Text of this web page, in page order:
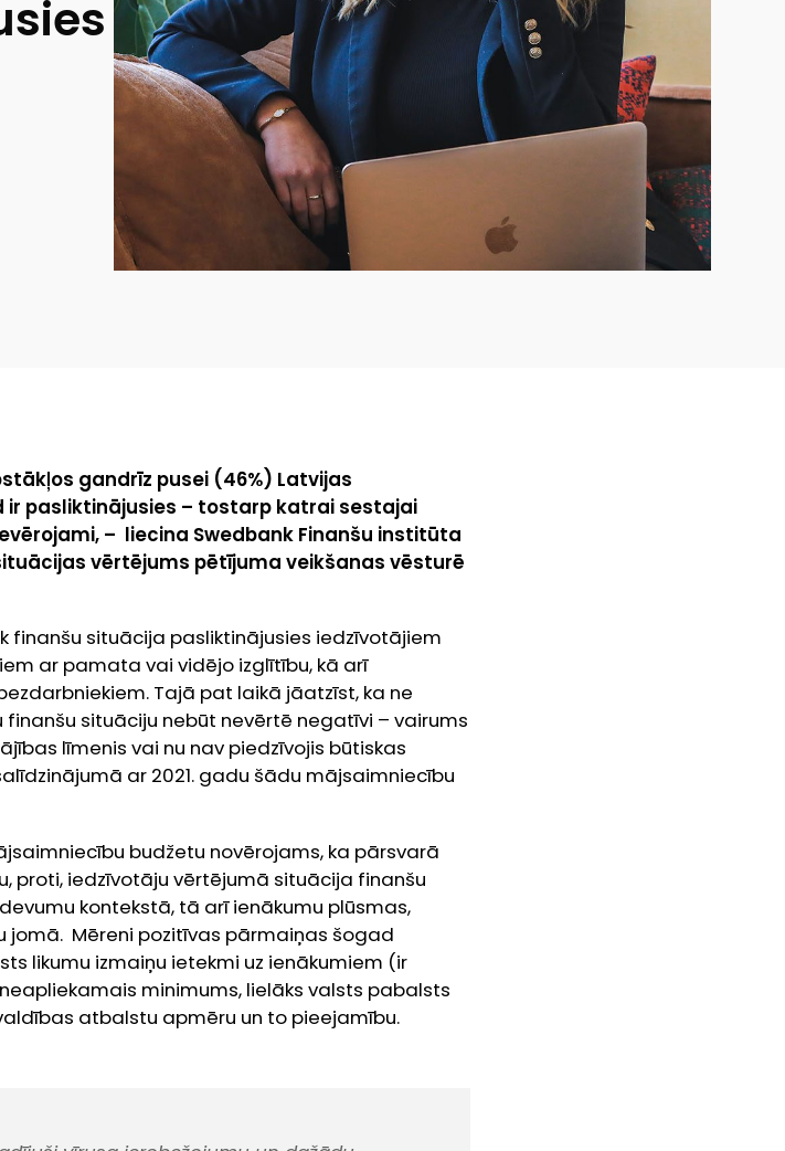
gandrīz pusei (46%) Latvijas
pasliktinājusies – tostarp katrai sestajai
– liecina Swedbank Finanšu institūta
vērtējums pētījuma veikšanas vēsturē
finanšu situācija pasliktinājusies iedzīvotājiem
ar pamata vai vidējo izglītību, kā arī
Tajā pat laikā jāatzīst, ka ne
situāciju nebūt nevērtē negatīvi – vairums
līmenis vai nu nav piedzīvojis būtiskas
ar 2021. gadu šādu mājsaimniecību
budžetu novērojams, ka pārsvarā
proti, iedzīvotāju vērtējumā situācija finanšu
kontekstā, tā arī ienākumu plūsmas,
Mēreni pozitīvas pārmaiņas šogad
likumu izmaiņu ietekmi uz ienākumiem (ir
minimums, lielāks valsts pabalsts
atbalstu apmēru un to pieejamību.